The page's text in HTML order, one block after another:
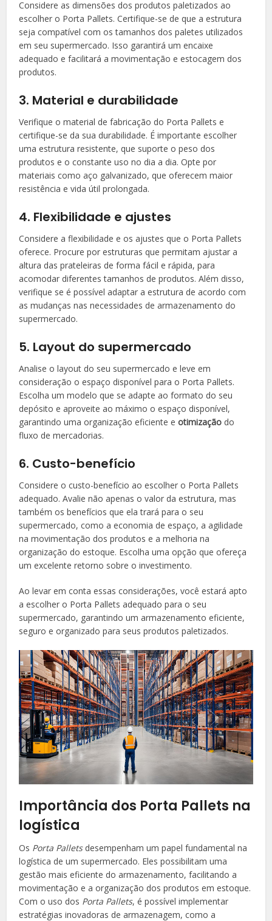
Considere as dimensões dos produtos paletizados ao
escolher o Porta Pallets. Certifique-se de que a estrutura
seja compatível com os tamanhos dos paletes utilizados
em seu supermercado. Isso garantirá um encaixe
adequado e facilitará a movimentação e estocagem dos
produtos.
3. Material e durabilidade
Verifique o material de fabricação do Porta Pallets e
certifique-se da sua durabilidade. É importante escolher
uma estrutura resistente, que suporte o peso dos
produtos e o constante uso no dia a dia. Opte por
materiais como aço galvanizado, que oferecem maior
resistência e vida útil prolongada.
4. Flexibilidade e ajustes
Considere a flexibilidade e os ajustes que o Porta Pallets
oferece. Procure por estruturas que permitam ajustar a
altura das prateleiras de forma fácil e rápida, para
acomodar diferentes tamanhos de produtos. Além disso,
verifique se é possível adaptar a estrutura de acordo com
as mudanças nas necessidades de armazenamento do
supermercado.
5. Layout do supermercado
Analise o layout do seu supermercado e leve em
consideração o espaço disponível para o Porta Pallets.
Escolha um modelo que se adapte ao formato do seu
depósito e aproveite ao máximo o espaço disponível,
garantindo uma organização eficiente eotimização do
fluxo de mercadorias.
6. Custo-benefício
Considere o custo-benefício ao escolher o Porta Pallets
adequado. Avalie não apenas o valor da estrutura, mas
também os benefícios que ela trará para o seu
supermercado, como a economia de espaço, a agilidade
na movimentação dos produtos e a melhoria na
organização do estoque. Escolha uma opção que ofereça
um excelente retorno sobre o investimento.
Ao levar em conta essas considerações, você estará apto
a escolher o Porta Pallets adequado para o seu
supermercado, garantindo um armazenamento eficiente,
seguro e organizado para seus produtos paletizados.
Importância dos Porta Pallets na
logística
Os Porta Palletsdesempenham um papel fundamental na
logística de um supermercado. Eles possibilitam uma
gestão mais eficiente do armazenamento, facilitando a
movimentação e a organização dos produtos em estoque.
Com o uso dos Porta Pallets, é possível implementar
estratégias inovadoras de armazenagem, como a